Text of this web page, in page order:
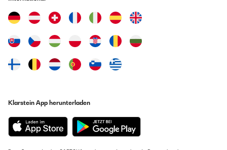
Klarstein App herunterladen